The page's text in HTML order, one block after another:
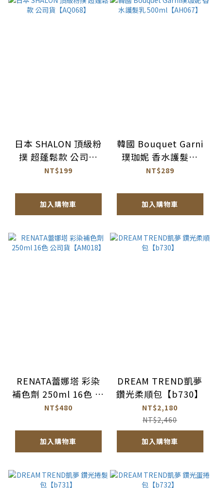
日本 SHALON 頂級粉
撲 超蓬鬆款 公司貨
【AQ068】
NT$199
加入購物車
韓國 Bouquet Garni
璞珈妮 香水護髮乳
500ml【AH067】
NT$289
加入購物車
RENATA蕾娜塔 彩染
補色劑 250ml 16色 公
司貨【AM018】
NT$480
加入購物車
DREAM TREND凱夢
鑽光柔順包【b730】
NT$2,180
NT$2,460
加入購物車